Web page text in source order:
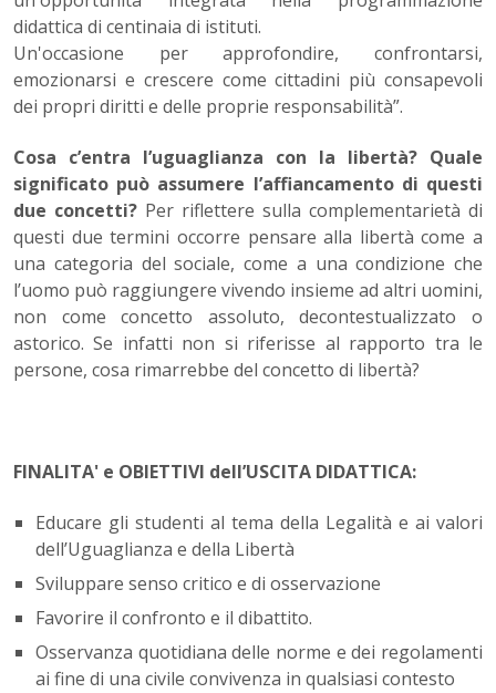
didattica di centinaia di istituti.
Un'occasione per approfondire, confrontarsi,
emozionarsi e crescere come cittadini più consapevoli
dei propri diritti e delle proprie responsabilità”.
Cosa c’entra l’uguaglianza con la libertà? Quale
significato può assumere l’affiancamento di questi
due concetti? Per riflettere sulla complementarietà di
questi due termini occorre pensare alla libertà come a
una categoria del sociale, come a una condizione che
l’uomo può raggiungere vivendo insieme ad altri uomini,
non come concetto assoluto, decontestualizzato o
astorico. Se infatti non si riferisse al rapporto tra le
persone, cosa rimarrebbe del concetto di libertà?
FINALITA' e OBIETTIVI dell’USCITA DIDATTICA:
Educare gli studenti al tema della Legalità e ai valori
dell’Uguaglianza e della Libertà
Sviluppare senso critico e di osservazione
Favorire il confronto e il dibattito.
Osservanza quotidiana delle norme e dei regolamenti
ai fine di una civile convivenza in qualsiasi contesto